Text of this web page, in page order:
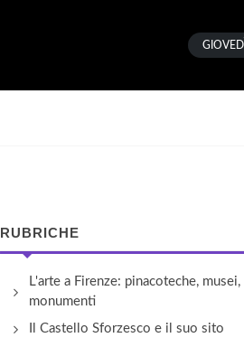
RUBRICHE
L'arte a Firenze: pinacoteche, musei,
monumenti
Il Castello Sforzesco e il suo sito